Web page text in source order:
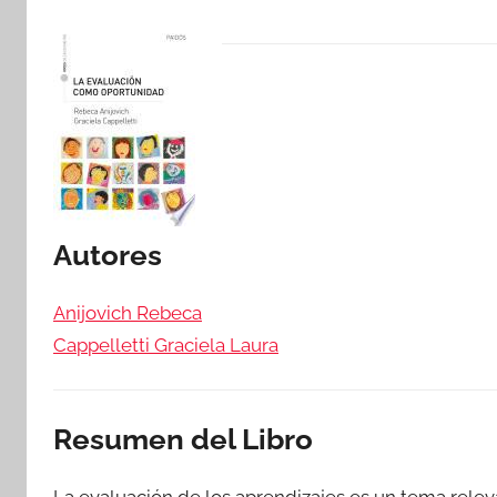
Autores
Anijovich Rebeca
Cappelletti Graciela Laura
Resumen del Libro